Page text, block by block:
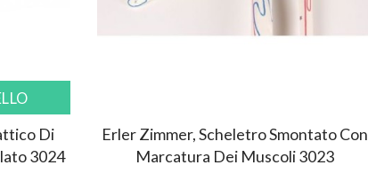
Di
3024
SCOPRI
Erler Zimmer, Scheletro Smontato Con
Marcatura Dei Muscoli 3023